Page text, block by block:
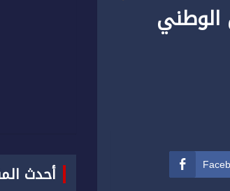
الوطني
أحدث